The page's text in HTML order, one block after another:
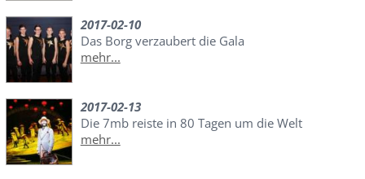
2017-02-10
Das Borg verzaubert die Gala
mehr...
2017-02-13
Die 7mb reiste in 80 Tagen um die Welt
mehr...